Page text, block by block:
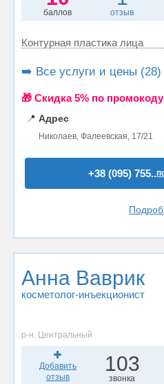
баллов отзыв
Контурная пластика лица
➡️ Все услуги и цены (28)
🎁 Cкидка 5% по
📍 Адрес
Николаев, Фалеевская, 17/21
+38 (095) 755..
Анна Ваврик
косметолог-инъекционист
р-н. Центральный
Добавить
отзыв
103
звонка